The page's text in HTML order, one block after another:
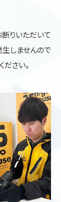
りいただいて
しませんので
さい。